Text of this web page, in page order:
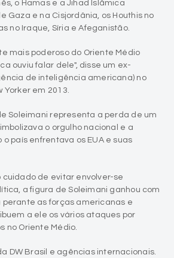
o Hamas e a Jihad Islâmica
Gaza e na Cisjordânia, os Houthis no
no Iraque, Síria e Afeganistão.
mais poderoso do Oriente Médio
ouviu falar dele", disse um ex-
de inteligência americana) no
em 2013.
Soleimani representa a perda de um
o orgulho nacional e a
país enfrentava os EUA e suas
cuidado de evitar envolver-se
a figura de Soleimani ganhou com
perante as forças americanas e
a ele os vários ataques por
no Oriente Médio.
DW Brasil e agências internacionais.